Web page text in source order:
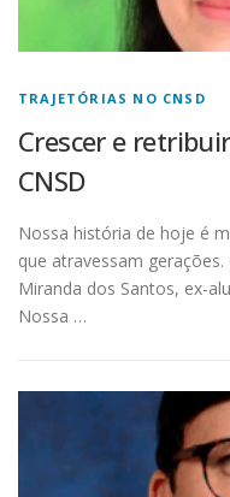
TRAJETÓRIAS NO CNSD
Crescer e
CNSD
Nossa história de hoje é
que atravessam
Miranda dos Santos, ex-
Nossa …